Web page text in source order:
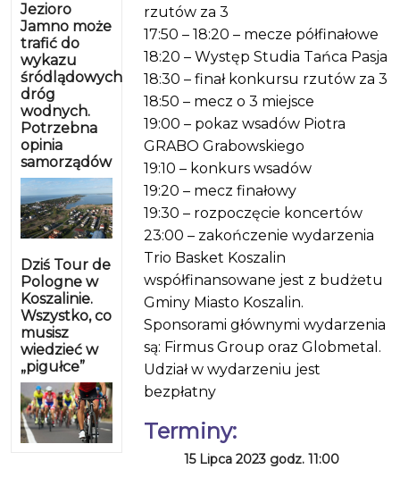
Jezioro
Jamno może
trafić do
wykazu
śródlądowych
dróg
wodnych.
Potrzebna
opinia
samorządów
Dziś Tour de
Pologne w
Koszalinie.
Wszystko, co
musisz
wiedzieć w
„pigułce”
rzutów za 3
17:50 – 18:20 – mecze półfinałowe
18:20 – Występ Studia Tańca Pasja
18:30 – finał konkursu rzutów za 3
18:50 – mecz o 3 miejsce
19:00 – pokaz wsadów Piotra
GRABO Grabowskiego
19:10 – konkurs wsadów
19:20 – mecz finałowy
19:30 – rozpoczęcie koncertów
23:00 – zakończenie wydarzenia
Trio Basket Koszalin
współfinansowane jest z budżetu
Gminy Miasto Koszalin.
Sponsorami głównymi wydarzenia
są: Firmus Group oraz Globmetal.
Udział w wydarzeniu jest
bezpłatny
Terminy:
15 Lipca 2023 godz. 11:00